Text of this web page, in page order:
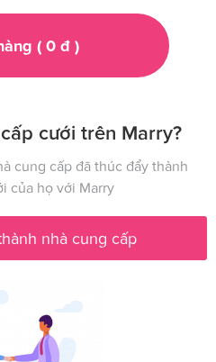
( 0đ )
cưới trên Marry?
cung cấp đã thúc đẩy thành
của họ với Marry
nhà cung cấp